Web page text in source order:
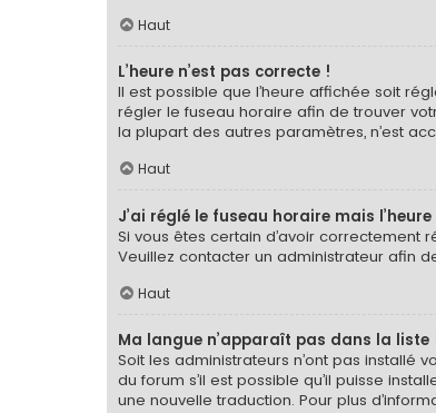
Haut
L’heure n’est pas correcte !
Il est possible que l’heure affichée soit
régler le fuseau horaire afin de trouver
la plupart des autres paramètres, n’est
Haut
J’ai réglé le fuseau horaire mais
Si vous êtes certain d’avoir correctement
Veuillez contacter un administrateur afin
Haut
Ma langue n’apparaît pas dans la liste
Soit les administrateurs n’ont pas installé
du forum s’il est possible qu’il puisse
une nouvelle traduction. Pour plus